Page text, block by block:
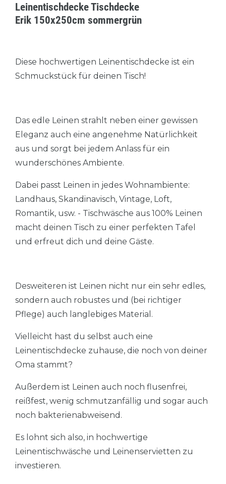
Leinentischdecke Tischdecke
Erik 150x250cm sommergrün
Diese hochwertigen Leinentischdecke ist ein
Schmuckstück für deinen Tisch!
Das edle Leinen strahlt neben einer gewissen
Eleganz auch eine angenehme Natürlichkeit
aus und sorgt bei jedem Anlass für ein
wunderschönes Ambiente.
Dabei passt Leinen in jedes Wohnambiente:
Landhaus, Skandinavisch, Vintage, Loft,
Romantik, usw. - Tischwäsche aus 100% Leinen
macht deinen Tisch zu einer perfekten Tafel
und erfreut dich und deine Gäste.
Desweiteren ist Leinen nicht nur ein sehr edles,
sondern auch robustes und (bei richtiger
Pflege) auch langlebiges Material.
Vielleicht hast du selbst auch eine
Leinentischdecke zuhause, die noch von deiner
Oma stammt?
Außerdem ist Leinen auch noch flusenfrei,
reißfest, wenig schmutzanfällig und sogar auch
noch bakterienabweisend.
Es lohnt sich also, in hochwertige
Leinentischwäsche und Leinenservietten zu
investieren.